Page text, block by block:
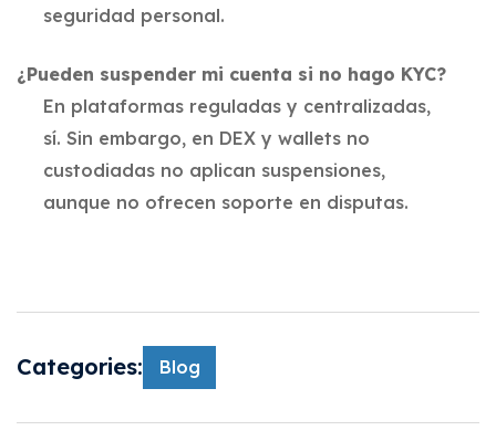
seguridad personal.
¿Pueden suspender mi cuenta si no hago KYC?
En plataformas reguladas y centralizadas,
sí. Sin embargo, en DEX y wallets no
custodiadas no aplican suspensiones,
aunque no ofrecen soporte en disputas.
Categories: Blog